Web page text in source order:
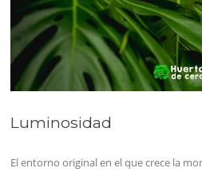
Luminosidad
El entorno original en el que crece la